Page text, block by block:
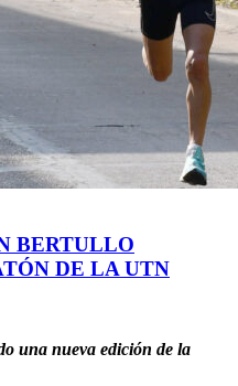
BERTULLO
DE LA UTN
una nueva edición de la